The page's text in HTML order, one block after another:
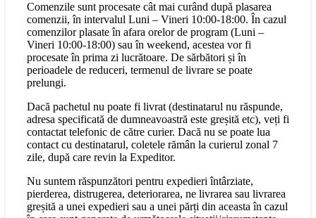
Comenzile sunt procesate cât mai curând după plasarea
comenzii, în intervalul Luni – Vineri 10:00-18:00. În cazul
comenzilor plasate în afara orelor de program (Luni –
Vineri 10:00-18:00) sau în weekend, acestea vor fi
procesate în prima zi lucrătoare. De sărbători și în
perioadele de reduceri, termenul de livrare se poate
prelungi.
Dacă pachetul nu poate fi livrat (destinatarul nu răspunde,
adresa specificată de dumneavoastră este greșită etc), veți fi
contactat telefonic de către curier. Dacă nu se poate lua
contact cu destinatarul, coletele rămân la curierul zonal 7
zile, după care revin la Expeditor.
Nu suntem răspunzători pentru expedieri întârziate,
pierderea, distrugerea, deteriorarea, ne livrarea sau livrarea
greșită a unei expedieri sau a unei părți din aceasta în cazul